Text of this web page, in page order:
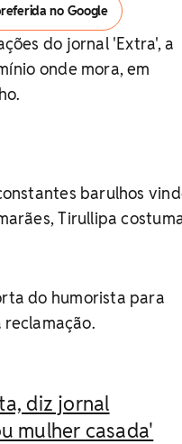
no Google
do jornal 'Extra', a
onde mora, em
barulhos
Tirullipa
do humorista para
diz jornal
mulher casada'